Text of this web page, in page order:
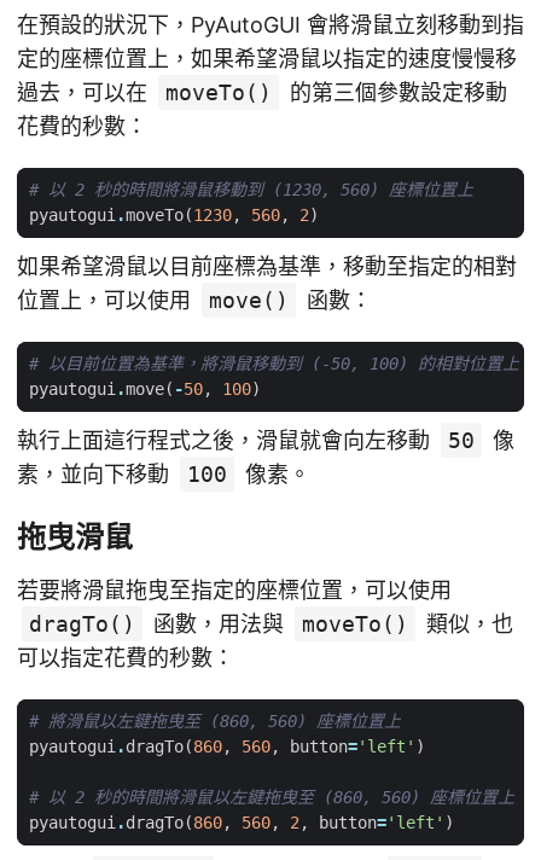
在預設的狀況下，PyAutoGUI 會將滑鼠立刻移動到指
定的座標位置上，如果希望滑鼠以指定的速度慢慢移
過去，可以在
moveTo()
的第三個參數設定移動
花費的秒數：
# 以 2 秒的時間將滑鼠移動到 (1230, 560) 座標位置上
pyautogui.moveTo(1230, 560, 2)
如果希望滑鼠以目前座標為基準，移動至指定的相對
位置上，可以使用
move() 函數：
# 以目前位置為基準，將滑鼠移動到 (-50, 100) 的相對位置上
pyautogui.move( -50, 100)
執行上面這行程式之後，滑鼠就會向左移動 50
像
素，並向下移動
100 像素。
拖曳滑鼠
若要將滑鼠拖曳至指定的座標位置，可以使用
dragTo()
函數，用法與 moveTo()
類似，也
可以指定花費的秒數：
# 將滑鼠以左鍵拖曳至 (860, 560) 座標位置上
pyautogui.dragTo(860, 560, button='left' )
# 以 2 秒的時間將滑鼠以左鍵拖曳至 (860, 560) 座標位置上
pyautogui.dragTo(860, 560, 2, button='left' )